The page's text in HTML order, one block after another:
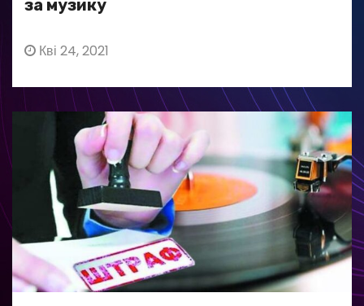
за музику
Кві 24, 2021